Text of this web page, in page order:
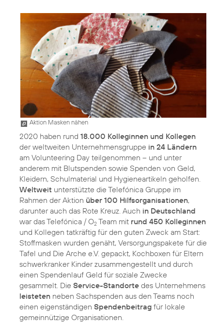
Aktion Masken nähen
2020 haben rund 18.000 Kolleginnen und Kollegen
der weltweiten Unternehmensgruppe in 24 Ländern
am Volunteering Day teilgenommen – und unter
anderem mit Blutspenden sowie Spenden von Geld,
Kleidern, Schulmaterial und Hygieneartikeln geholfen.
Weltweit unterstützte die Telefónica Gruppe im
Rahmen der Aktion über 100 Hilfsorganisationen,
darunter auch das Rote Kreuz. Auch in Deutschland
war das Telefónica / O2 Team mit rund 450 Kolleginnen
und Kollegen tatkräftig für den guten Zweck am Start:
Stoffmasken wurden genäht, Versorgungspakete für die
Tafel und Die Arche e.V. gepackt, Kochboxen für Eltern
schwerkranker Kinder zusammengestellt und durch
einen Spendenlauf Geld für soziale Zwecke
gesammelt. Die Service-Standorte des Unternehmens
leisteten neben Sachspenden aus den Teams noch
einen eigenständigen Spendenbeitrag für lokale
gemeinnützige Organisationen.